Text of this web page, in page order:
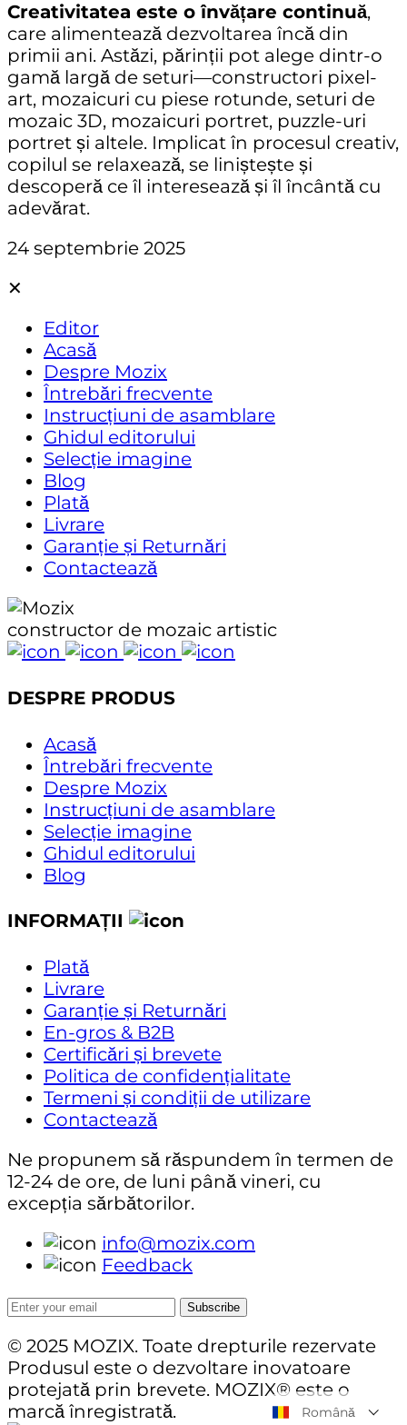
Creativitatea este o învățare continuă,
care alimentează dezvoltarea încă din
primii ani. Astăzi, părinții pot alege dintr-o
gamă largă de seturi—constructori pixel-
art, mozaicuri cu piese rotunde, seturi de
mozaic 3D, mozaicuri portret, puzzle-uri
portret și altele. Implicat în procesul creativ,
copilul se relaxează, se liniștește și
descoperă ce îl interesează și îl încântă cu
adevărat.
24 septembrie 2025
✕
Editor
Acasă
Despre Mozix
Întrebări frecvente
Instrucțiuni de asamblare
Ghidul editorului
Selecție imagine
Blog
Plată
Livrare
Garanție și Returnări
Contactează
constructor de mozaic artistic
DESPRE PRODUS
Acasă
Întrebări frecvente
Despre Mozix
Instrucțiuni de asamblare
Selecție imagine
Ghidul editorului
Blog
INFORMAȚII
Plată
Livrare
Garanție și Returnări
En-gros & B2B
Certificări și brevete
Politica de confidențialitate
Termeni și condiții de utilizare
Contactează
Ne propunem să răspundem în termen de
12-24 de ore, de luni până vineri, cu
excepția sărbătorilor.
info@mozix.com
Feedback
Subscribe
© 2025 MOZIX. Toate drepturile rezervate
Produsul este o dezvoltare inovatoare
protejată prin brevete. MOZIX® este o
marcă înregistrată.
Română